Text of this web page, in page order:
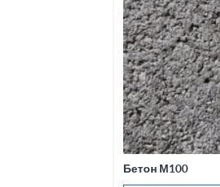
Бетон М100